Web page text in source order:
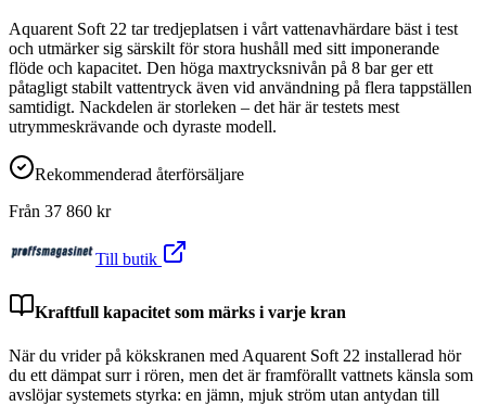
Aquarent Soft 22 tar tredjeplatsen i vårt vattenavhärdare bäst i test
och utmärker sig särskilt för stora hushåll med sitt imponerande
flöde och kapacitet. Den höga maxtrycksnivån på 8 bar ger ett
påtagligt stabilt vattentryck även vid användning på flera tappställen
samtidigt. Nackdelen är storleken – det här är testets mest
utrymmeskrävande och dyraste modell.
Rekommenderad återförsäljare
Från 37 860 kr
Till butik
Kraftfull kapacitet som märks i varje kran
När du vrider på kökskranen med Aquarent Soft 22 installerad hör
du ett dämpat surr i rören, men det är framförallt vattnets känsla som
avslöjar systemets styrka: en jämn, mjuk ström utan antydan till